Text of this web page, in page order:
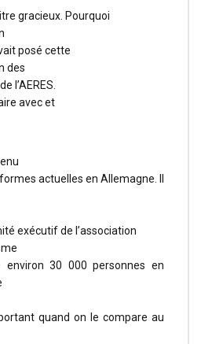
gracieux. Pourquoi
posé cette
des
l’AERES.
avec et
actuelles en Allemagne. Il
exécutif de l’association
environ 30 000 personnes en
quand on le compare au